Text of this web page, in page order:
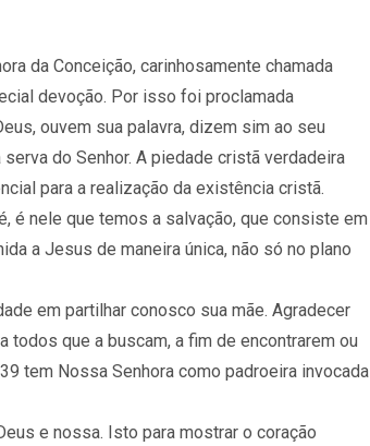
da Conceição, carinhosamente chamada
devoção. Por isso foi proclamada
ouvem sua palavra, dizem sim ao seu
do Senhor. A piedade cristã verdadeira
para a realização da existência cristã.
é nele que temos a salvação, que consiste em
a Jesus de maneira única, não só no plano
em partilhar conosco sua mãe. Agradecer
todos que a buscam, a fim de encontrarem ou
tem Nossa Senhora como padroeira invocada
e nossa. Isto para mostrar o coração